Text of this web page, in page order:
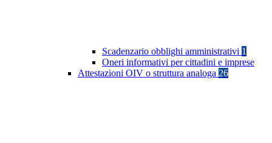
Scadenzario obblighi amministrativi 1
Oneri informativi per cittadini e imprese
Attestazioni OIV o struttura analoga 26